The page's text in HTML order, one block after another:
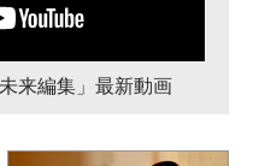
来編集」最新動画